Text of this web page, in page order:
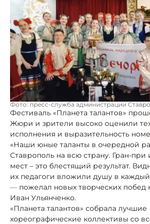
Фото: пресс-служба администрации
Фестиваль «Планета талантов»
Жюри и зрители высоко оценили
исполнения и выразительность
«Наши юные таланты в очередной
Ставрополь на всю страну. Гран-
мест – это блестящий результат.
их педагоги вложили душу в
— пожелал новых творческих побед
Иван Ульянченко.
«Планета талантов» собрала лучшие
хореографические коллективы со